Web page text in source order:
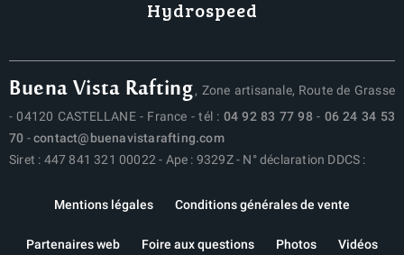
Hydrospeed
Buena Vista Rafting, Zone artisanale, Route de Grasse
- 04120 CASTELLANE - France - tél : 04 92 83 77 98 - 06 24 34 53
70 -contact@buenavistarafting.com
Siret : 447 841 321 00022 - Ape : 9329Z - N° déclaration DDCS :
Mentions légales Conditions générales de vente
Partenaires web Foire aux questions Photos Vidéos